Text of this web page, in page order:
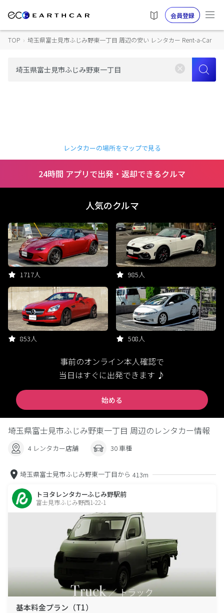
会員登録
TOP › 埼玉県富士見市ふじみ野東一丁目 周辺の安い レンタカー Rent-a-Car
レンタカーの場所をマップで見る
24時間 アプリで出発・返却できるクルマ
人気のクルマ
1717人 985人
853人 508人
事前のオンライン本人確認で
当日はすぐに出発できます ♪
始める
埼玉県富士見市ふじみ野東一丁目 周辺のレンタカー情報
4 レンタカー店舗 30 車種
埼玉県富士見市ふじみ野東一丁目から 413m
トヨタレンタカーふじみ野駅前
富士見市ふじみ野西1-22-1
基本料金プラン（T1）